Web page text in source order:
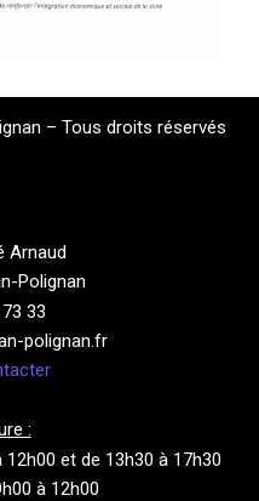
– Tous droits réservés
Arnaud
Polignan
33
polignan.fr
:
et de 13h30 à 17h30
à 12h00